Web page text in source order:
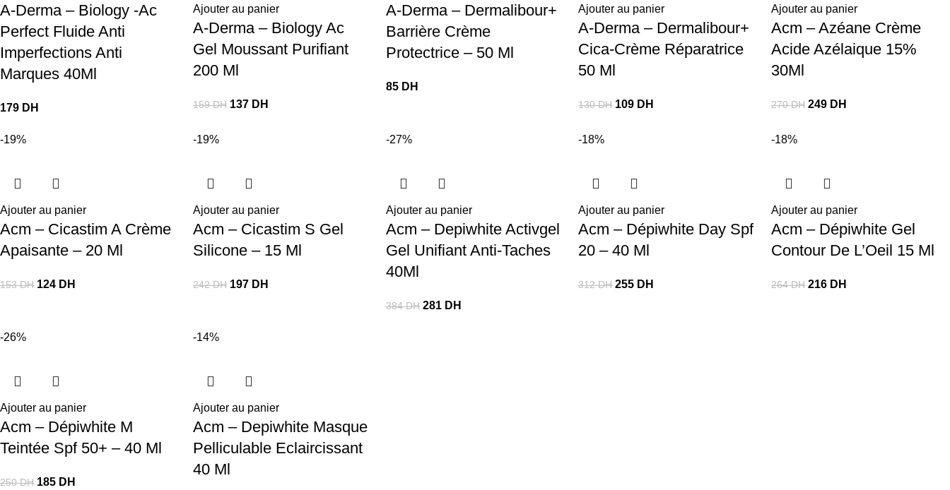
A-Derma – Biology -Ac
Perfect Fluide Anti
Imperfections Anti
Marques 40Ml
179 DH
Ajouter au panier
A-Derma – Biology Ac
Gel Moussant Purifiant
200 Ml
159DH 137 DH
A-Derma – Dermalibour+
Barrière Crème
Protectrice – 50 Ml
85 DH
Ajouter au panier
A-Derma – Dermalibour+
Cica-Crème Réparatrice
50 Ml
130DH 109 DH
Ajouter au panier
Acm – Azéane Crème
Acide Azélaique 15%
30Ml
270DH 249 DH
-19%
Ajouter au panier
Acm – Cicastim A Crème
Apaisante – 20 Ml
153DH 124 DH
-19%
Ajouter au panier
Acm – Cicastim S Gel
Silicone – 15 Ml
242DH 197 DH
-27%
Ajouter au panier
Acm – Depiwhite Activgel
Gel Unifiant Anti-Taches
40Ml
384DH 281 DH
-18%
Ajouter au panier
Acm – Dépiwhite Day Spf
20 – 40 Ml
312DH 255 DH
-18%
Ajouter au panier
Acm – Dépiwhite Gel
Contour De L’Oeil 15 Ml
264DH 216 DH
-26%
Ajouter au panier
Acm – Dépiwhite M
Teintée Spf 50+ – 40 Ml
250DH 185 DH
-14%
Ajouter au panier
Acm – Depiwhite Masque
Pelliculable Eclaircissant
40 Ml